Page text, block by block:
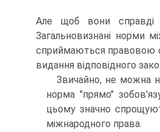
Але щоб вони справді
Загальновизнані норми
сприймаються правовою
видання відповідного
Звичайно, не можна
норма "прямо"
цьому значно
міжнародного права.